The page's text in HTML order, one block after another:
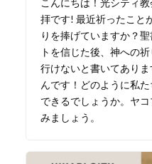
こんにちは！光シティ
拝です! 最近祈ったこと
りを捧げていますか？
トを信じた後、神への
行けないと書いてあり
んです！どのように私
できるでしょうか。ヤ
みましょう。